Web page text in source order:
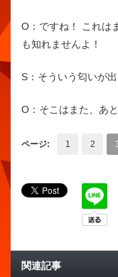
O： ですね！ これは
も知れませんよ！
S： そういう匂いが出
O： そこはまた、あ
ページ: 1 2
関連記事